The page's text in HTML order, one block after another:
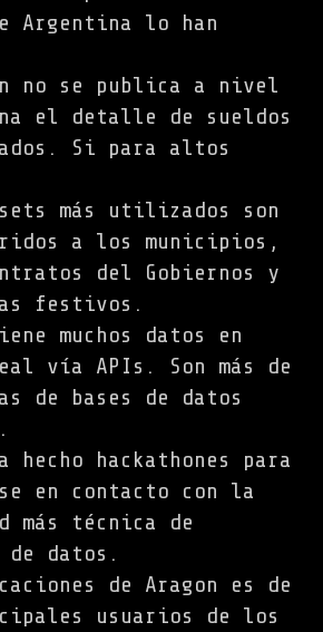
Argentina lo han
no se publica a nivel
el detalle de sueldos
Si para altos
más utilizados son
a los municipios,
del Gobiernos y
festivos.
muchos datos en
vía APIs. Son más de
de bases de datos
hecho hackathones para
en contacto con la
más técnica de
de datos.
de Aragon es de
usuarios de los